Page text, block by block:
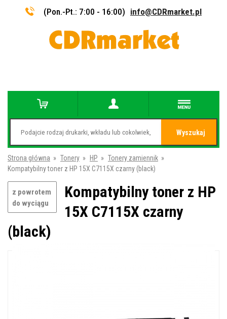
(Pon.-Pt.: 7:00 - 16:00) info@CDRmarket.pl
Wyszukaj
Strona główna » Tonery » HP » Tonery zamiennik »
Kompatybilny toner z HP 15X C7115X czarny (black)
z powrotem
do wyciągu
Kompatybilny toner z HP
15X C7115X czarny
(black)